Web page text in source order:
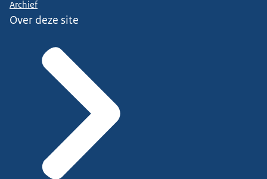
Archief
Over deze site